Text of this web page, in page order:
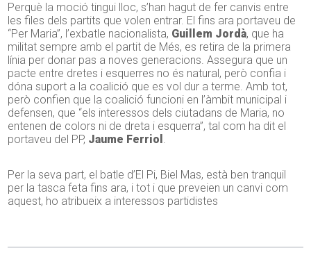
Perquè la moció tingui lloc, s’han hagut de fer canvis entre
les files dels partits que volen entrar. El fins ara portaveu de
“Per Maria”, l’exbatle nacionalista, Guillem Jordà, que ha
militat sempre amb el partit de Més, es retira de la primera
línia per donar pas a noves generacions. Assegura que un
pacte entre dretes i esquerres no és natural, però confia i
dóna suport a la coalició que es vol dur a terme. Amb tot,
però confien que la coalició funcioni en l’àmbit municipal i
defensen, que “els interessos dels ciutadans de Maria, no
entenen de colors ni de dreta i esquerra”, tal com ha dit el
portaveu del PP, Jaume Ferriol .
Per la seva part, el batle d’El Pi, Biel Mas, està ben tranquil
per la tasca feta fins ara, i tot i que preveien un canvi com
aquest, ho atribueix a interessos partidistes